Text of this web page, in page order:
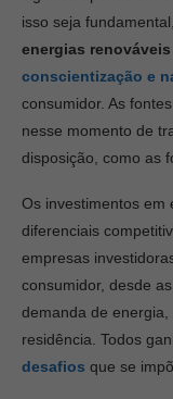
isso seja
energias renováveis
conscientização e
consumidor. As
nesse momento de
disposição, como as
Os investimentos em
diferenciais
empresas
consumidor, desde
demanda de
residência. Todos
desafios que se